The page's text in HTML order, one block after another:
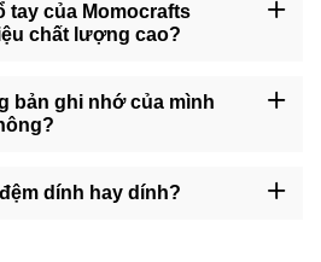
tay của Momocrafts
chất lượng cao?
liệu cao cấp.
bản ghi nhớ của mình
tôi thông qua hỗ trợ khách hàng
tin.
dính hay dính?